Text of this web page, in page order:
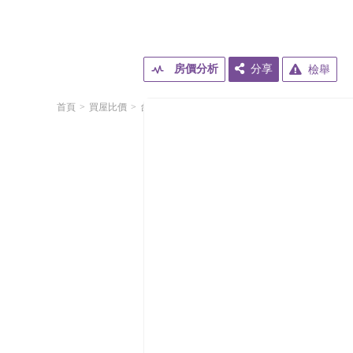
首頁 買屋比價 台北市
房價分析 分享 檢舉